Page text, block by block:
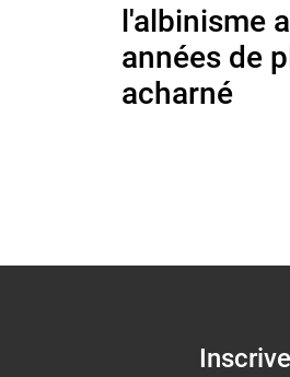
l'albinisme
années de
acharné